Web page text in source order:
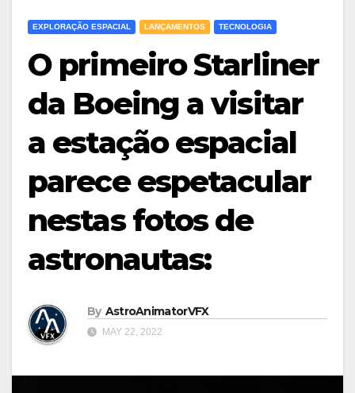
EXPLORAÇÃO ESPACIAL LANÇAMENTOS TECNOLOGIA
O primeiro Starliner
da Boeing a visitar
a estação espacial
parece espetacular
nestas fotos de
astronautas:
By AstroAnimatorVFX
MAY 22, 2022